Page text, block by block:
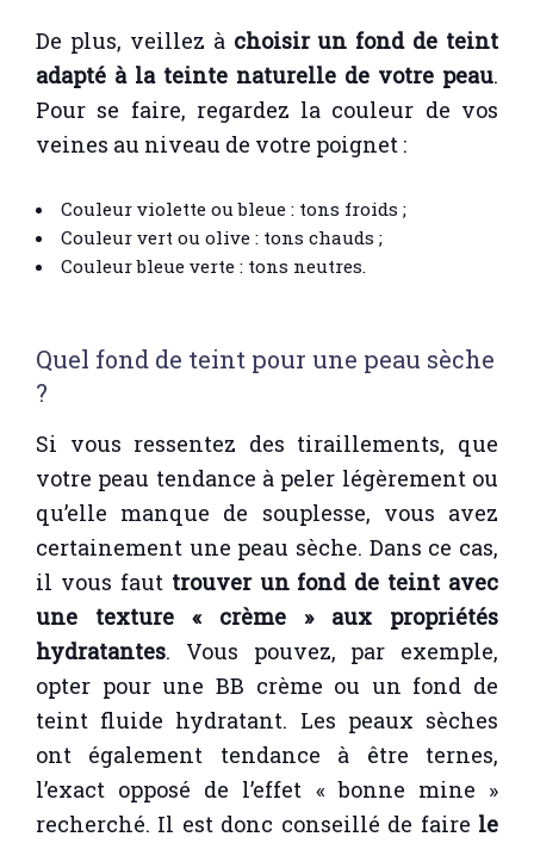
De plus, veillez à choisir un fond de teint
adapté à la teinte naturelle de votre peau.
Pour se faire, regardez la couleur de vos
veines au niveau de votre poignet :
Couleur violette ou bleue : tons froids ;
Couleur vert ou olive : tons chauds ;
Couleur bleue verte : tons neutres.
Quel fond de teint pour une peau sèche
?
Si vous ressentez des tiraillements, que
votre peau tendance à peler légèrement ou
qu’elle manque de souplesse, vous avez
certainement une peau sèche. Dans ce cas,
il vous faut trouver un fond de teint avec
une texture « crème » aux propriétés
hydratantes. Vous pouvez, par exemple,
opter pour une BB crème ou un fond de
teint fluide hydratant. Les peaux sèches
ont également tendance à être ternes,
l’exact opposé de l’effet « bonne mine »
recherché. Il est donc conseillé de faire le